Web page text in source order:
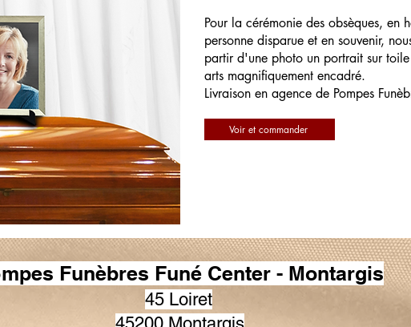
Pour la cérémonie des obsèques, en
personne disparue et en souvenir,
partir d'une photo un portrait sur
arts magnifiquement encadré.
Livraison en agence de Pompes
Voir et commander
Funèbres Funé Center - Montargis
45 Loiret